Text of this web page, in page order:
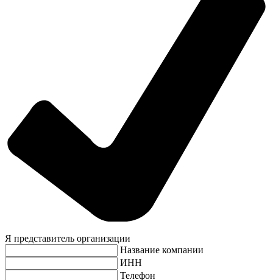
Я представитель организации
Название компании
ИНН
Телефон